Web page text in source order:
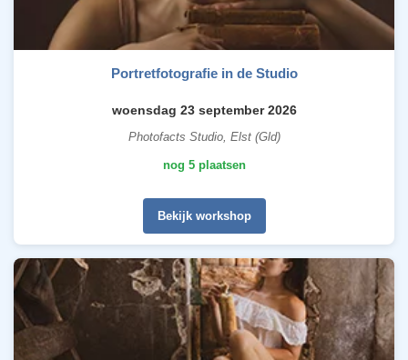
Portretfotografie in de Studio
woensdag 23 september 2026
Photofacts Studio, Elst (Gld)
nog 5 plaatsen
Bekijk workshop